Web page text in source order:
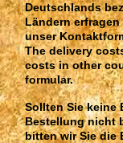
Deutschlands
Ländern
unser
The delivery
costs in other
formular.
Sollten Sie keine
Bestellung nicht
bitten wir Sie die